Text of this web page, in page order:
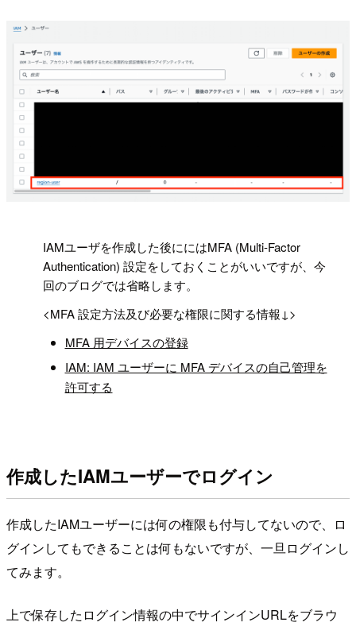
IAMユーザを作成した後ににはMFA (Multi-Factor
Authentication) 設定をしておくことがいいですが、今
回のブログでは省略します。
<MFA 設定方法及び必要な権限に関する情報↓>
MFA 用デバイスの登録
IAM: IAM ユーザーに MFA デバイスの自己管理を
許可する
作成したIAMユーザーでログイン
作成したIAMユーザーには何の権限も付与してないので、ロ
グインしてもできることは何もないですが、一旦ログインし
てみます。
上で保存したログイン情報の中でサインインURLをブラウ